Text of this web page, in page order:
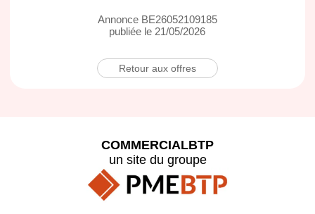
Annonce BE26052109185
publiée le 21/05/2026
Retour aux offres
COMMERCIALBTP
un site du groupe